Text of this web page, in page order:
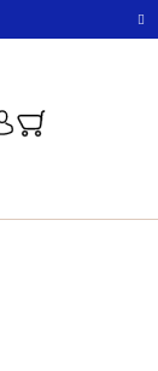
PRIHLÁSENIE